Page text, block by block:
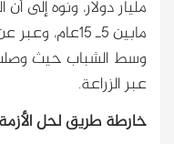
مليار دولار، ونوه إلى
مابين 5ـ
عبر الزراعة.
خارطة طريق لحل الأزمة